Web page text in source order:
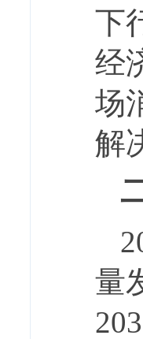
下
经
场
解
量